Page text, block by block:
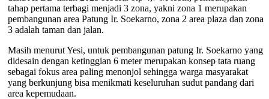
tahap pertama terbagi menjadi 3 zona, yakni zona 1 merupakan
pembangunan area Patung Ir. Soekarno, zona 2 area plaza dan zona
3 adalah taman dan jalan.
Masih menurut Yesi, untuk pembangunan patung Ir. Soekarno yang
didesain dengan ketinggian 6 meter merupakan konsep tata ruang
sebagai fokus area paling menonjol sehingga warga masyarakat
yang berkunjung bisa menikmati keseluruhan sudut pandang dari
area kepemudaan.